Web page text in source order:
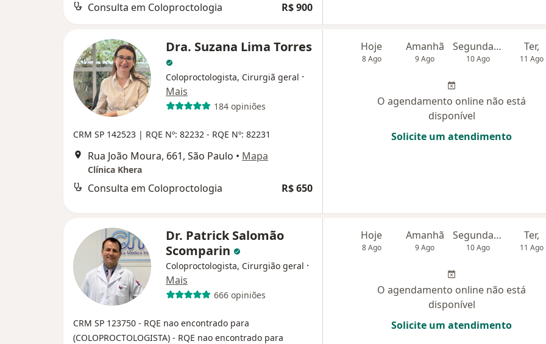
Consulta em Coloproctologia R$ 900
Dra. Suzana Lima Torres
Coloproctologista, Cirurgiã geral ·
Mais
184 opiniões
CRM SP 142523 | RQE Nº: 82232 - RQE Nº: 82231
Rua João Moura, 661, São Paulo • Mapa
Clínica Khera
Consulta em Coloproctologia R$ 650
Hoje
8 Ago
Amanhã
9 Ago
Segunda-feira
10 Ago
Ter,
11 Ago
O agendamento online não está
disponível
Solicite um atendimento
Dr. Patrick Salomão
Scomparin
Coloproctologista, Cirurgião geral ·
Mais
666 opiniões
CRM SP 123750 - RQE nao encontrado para
(COLOPROCTOLOGISTA) - RQE nao encontrado para
Hoje
8 Ago
Amanhã
9 Ago
Segunda-feira
10 Ago
Ter,
11 Ago
O agendamento online não está
disponível
Solicite um atendimento